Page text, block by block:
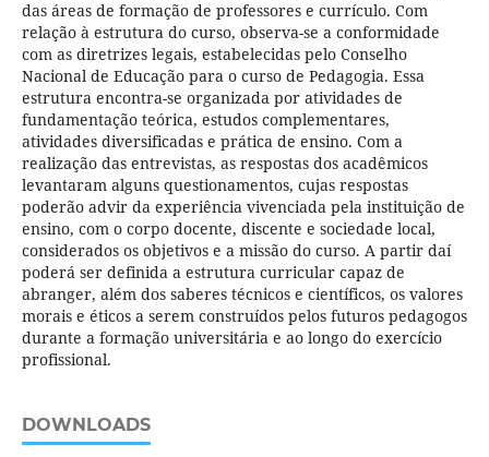
das áreas de formação de professores e currículo. Com
relação à estrutura do curso, observa-se a conformidade
com as diretrizes legais, estabelecidas pelo Conselho
Nacional de Educação para o curso de Pedagogia. Essa
estrutura encontra-se organizada por atividades de
fundamentação teórica, estudos complementares,
atividades diversificadas e prática de ensino. Com a
realização das entrevistas, as respostas dos acadêmicos
levantaram alguns questionamentos, cujas respostas
poderão advir da experiência vivenciada pela instituição de
ensino, com o corpo docente, discente e sociedade local,
considerados os objetivos e a missão do curso. A partir daí
poderá ser definida a estrutura curricular capaz de
abranger, além dos saberes técnicos e científicos, os valores
morais e éticos a serem construídos pelos futuros pedagogos
durante a formação universitária e ao longo do exercício
profissional.
DOWNLOADS